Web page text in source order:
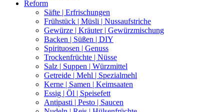
Reform
Säfte | Erfrischungen
Frühstück | Müsli | Nussaufstriche
Gewürze | Kräuter | Gewürzmischung
Backen | Süßen | DIY
Spirituosen | Genuss
Trockenfrüchte | Nüsse
Salz | Suppen | Würzmittel
Getreide | Mehl | Spezialmehl
Kerne | Samen | Keimsaaten
Essig | Öl | Speisefett
Antipasti | Pesto | Saucen